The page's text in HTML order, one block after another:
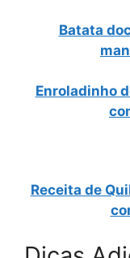
Batata
Enroladinho
Receita de